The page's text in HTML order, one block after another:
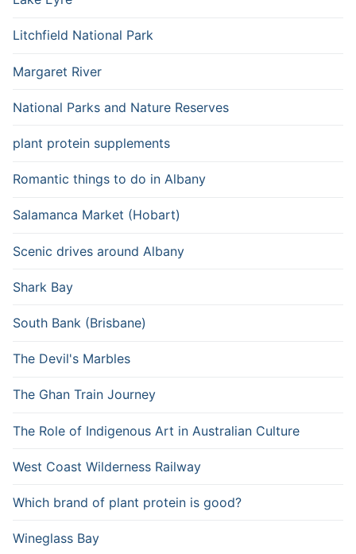
Litchfield National Park
Margaret River
National Parks and Nature Reserves
plant protein supplements
Romantic things to do in Albany
Salamanca Market (Hobart)
Scenic drives around Albany
Shark Bay
South Bank (Brisbane)
The Devil's Marbles
The Ghan Train Journey
The Role of Indigenous Art in Australian Culture
West Coast Wilderness Railway
Which brand of plant protein is good?
Wineglass Bay